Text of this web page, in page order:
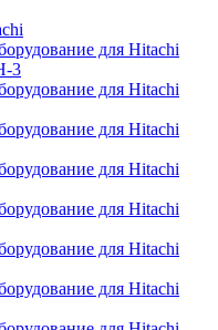
для Hitachi
3
для Hitachi
для Hitachi
для Hitachi
для Hitachi
для Hitachi
для Hitachi